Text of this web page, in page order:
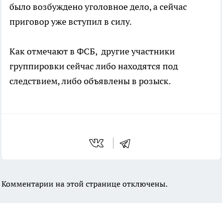
было возбуждено уголовное дело, а сейчас
приговор уже вступил в силу.
Как отмечают в ФСБ, другие участники
группировки сейчас либо находятся под
следствием, либо объявлены в розыск.
Комментарии на этой странице отключены.